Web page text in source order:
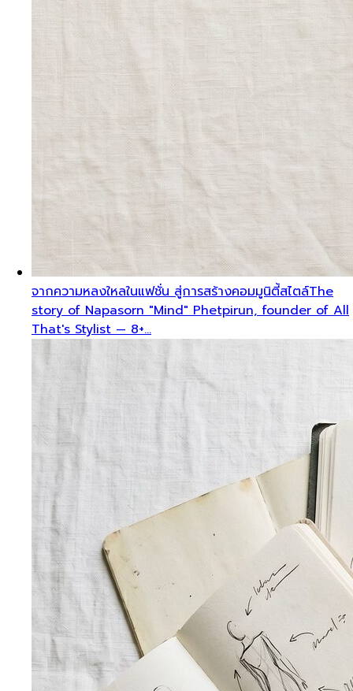
จากความหลงใหลในแฟชั่น สู่การสร้างคอมมูนิตี้สไตล์The
story of Napasorn "Mind" Phetpirun, founder of All
That's Stylist — 8+…